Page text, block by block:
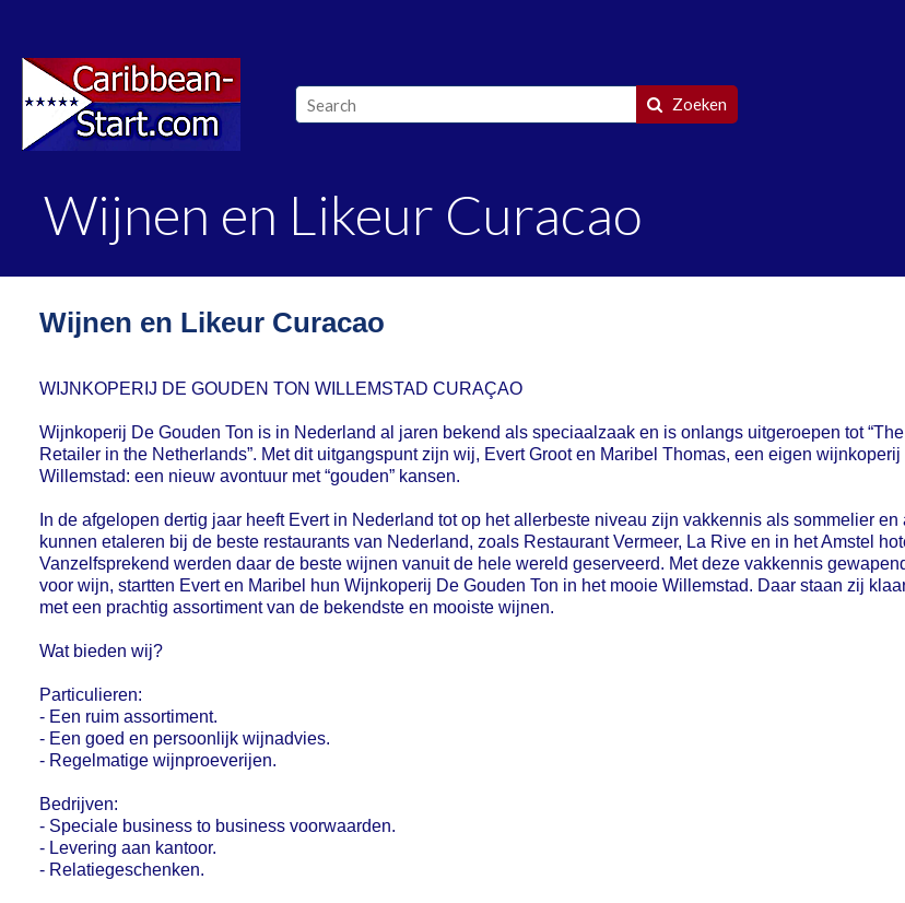
Zoeken
Wijnen en Likeur Curacao
Wijnen en Likeur Curacao
WIJNKOPERIJ DE GOUDEN TON WILLEMSTAD CURAÇAO
Wijnkoperij De Gouden Ton is in Nederland al jaren bekend als speciaalzaak en is onlangs uitgeroepen tot
Retailer in the Netherlands”. Met dit uitgangspunt zijn wij, Evert Groot en Maribel Thomas, een eigen
Willemstad: een nieuw avontuur met “gouden” kansen.
In de afgelopen dertig jaar heeft Evert in Nederland tot op het allerbeste niveau zijn vakkennis als sommelier en
kunnen etaleren bij de beste restaurants van Nederland, zoals Restaurant Vermeer, La Rive en in het Amstel
Vanzelfsprekend werden daar de beste wijnen vanuit de hele wereld geserveerd. Met deze vakkennis
voor wijn, startten Evert en Maribel hun Wijnkoperij De Gouden Ton in het mooie Willemstad. Daar staan zij
met een prachtig assortiment van de bekendste en mooiste wijnen.
Wat bieden wij?
Particulieren:
- Een ruim assortiment.
- Een goed en persoonlijk wijnadvies.
- Regelmatige wijnproeverijen.
Bedrijven:
- Speciale business to business voorwaarden.
- Levering aan kantoor.
- Relatiegeschenken.